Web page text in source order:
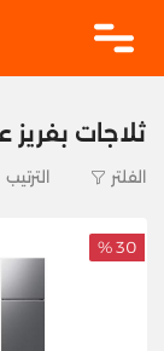
ثلاجات بفريز
الفلتر
30 %